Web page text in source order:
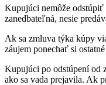
Kupujúci nemôže odstúpiť
zanedbateľná, nesie
Ak sa zmluva týka kúpy
záujem ponechať si
Kupujúci po odstúpení od
ako sa vada prejavila. Ak